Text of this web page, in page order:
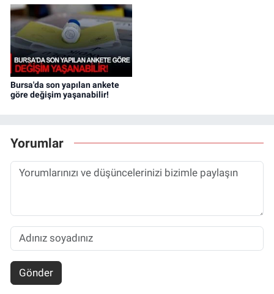
Bursa'da son yapılan ankete
göre değişim yaşanabilir!
Yorumlar
Gönder